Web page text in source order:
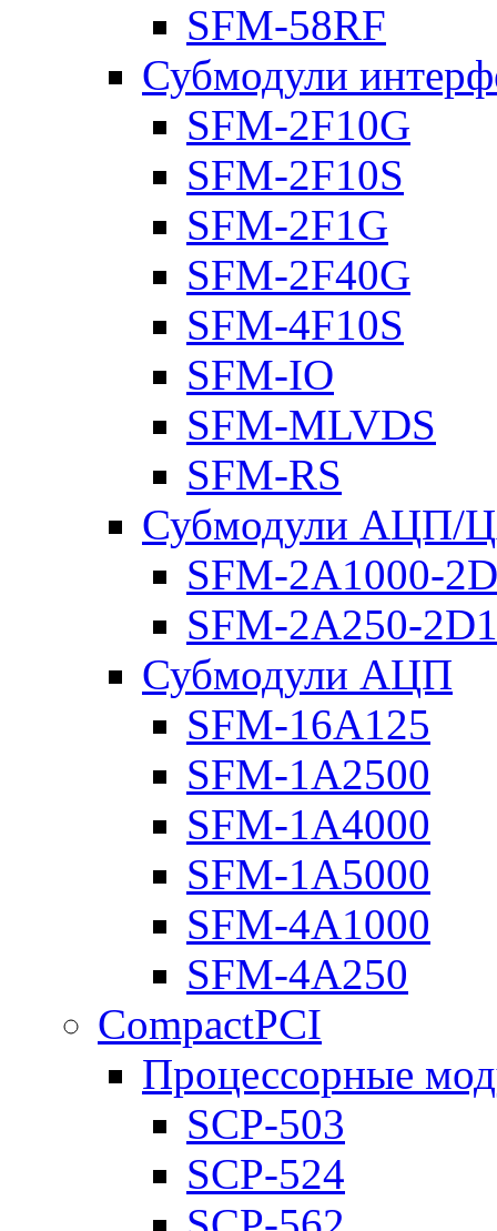
SFM-58RF
Субмодули
SFM-2F10G
SFM-2F10S
SFM-2F1G
SFM-2F40G
SFM-4F10S
SFM-IO
SFM-MLVDS
SFM-RS
Субмодули АЦП/
SFM-2A1000-
SFM-2A250-
Субмодули АЦП
SFM-16A125
SFM-1A2500
SFM-1A4000
SFM-1A5000
SFM-4A1000
SFM-4A250
CompactPCI
Процессорные
SCP-503
SCP-524